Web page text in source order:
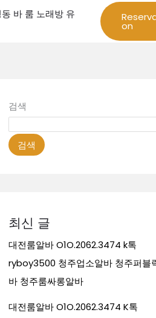
바 룸 노래방 유
on
검색
검색
최신 글
대전룸알바 O1O.2062.3474 k톡
ryboy3500 청주업소알바 청주퍼블
바 청주룸싸롱알바
대전룸알바 O1O.2062.3474 K톡